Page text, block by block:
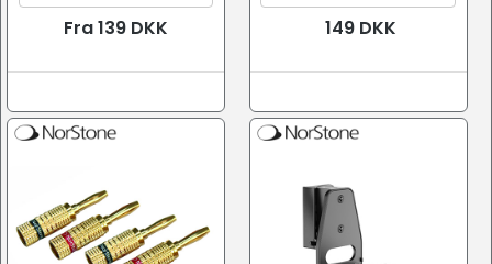
Fra 139 DKK 149 DKK